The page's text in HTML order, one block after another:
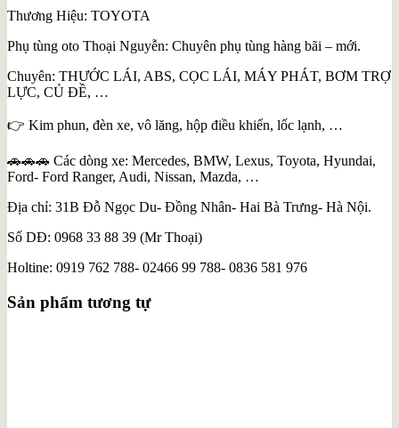
Thương Hiệu: TOYOTA
Phụ tùng oto Thoại Nguyễn: Chuyên phụ tùng hàng bãi – mới.
Chuyên: THƯỚC LÁI, ABS, CỌC LÁI, MÁY PHÁT, BƠM TRỢ
LỰC, CỦ ĐỀ, …
👉 Kim phun, đèn xe, vô lăng, hộp điều khiển, lốc lạnh, …
🚗🚗🚗 Các dòng xe: Mercedes, BMW, Lexus, Toyota, Hyundai,
Ford- Ford Ranger, Audi, Nissan, Mazda, …
Địa chỉ: 31B Đỗ Ngọc Du- Đồng Nhân- Hai Bà Trưng- Hà Nội.
Số DĐ: 0968 33 88 39 (Mr Thoại)
Holtine: 0919 762 788- 02466 99 788- 0836 581 976
Sản phẩm tương tự